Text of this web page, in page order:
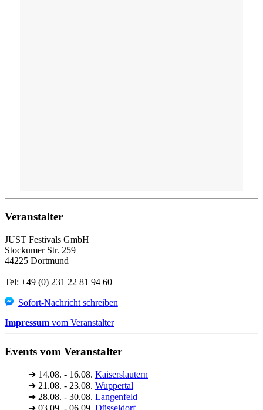
Veranstalter
JUST Festivals GmbH
Stockumer Str. 259
44225 Dortmund
Tel: +49 (0) 231 22 81 94 60
Sofort-Nachricht schreiben
Impressum vom Veranstalter
Events vom Veranstalter
➔ 14.08. - 16.08. Kaiserslautern
➔ 21.08. - 23.08. Wuppertal
➔ 28.08. - 30.08. Langenfeld